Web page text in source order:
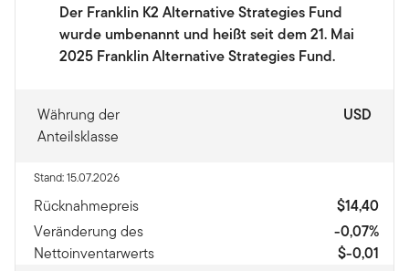
Der Franklin K2 Alternative Strategies Fund
wurde umbenannt und heißt seit dem 21. Mai
2025 Franklin Alternative Strategies Fund.
Währung der
Anteilsklasse
USD
Stand: 15.07.2026
Rücknahmepreis
$14,40
Veränderung des
Nettoinventarwerts
-0,07%
$-0,01